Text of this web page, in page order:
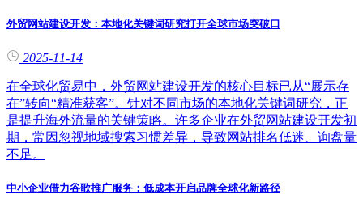
外贸网站建设开发：本地化关键词研究打开全球市场突破口
2025-11-14
在全球化贸易中，外贸网站建设开发的核心目标已从“展示存
在”转向“精准获客”。针对不同市场的本地化关键词研究，正
是提升海外流量的关键策略。许多企业在外贸网站建设开发初
期，常因忽视地域搜索习惯差异，导致网站排名低迷、询盘量
不足。
中小企业借力谷歌推广服务：低成本开启品牌全球化新路径